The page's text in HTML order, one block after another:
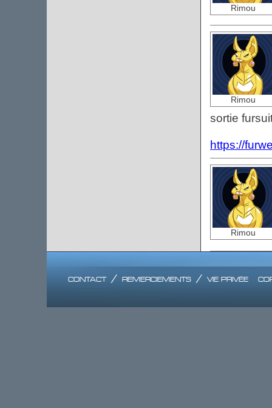
Rimou
Rimou
sortie
https://
Rimou
contact/ remerciements / vie privée